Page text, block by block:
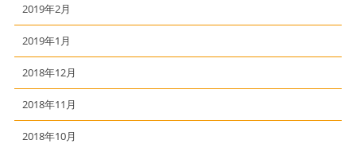
2019年2月
2019年1月
2018年12月
2018年11月
2018年10月